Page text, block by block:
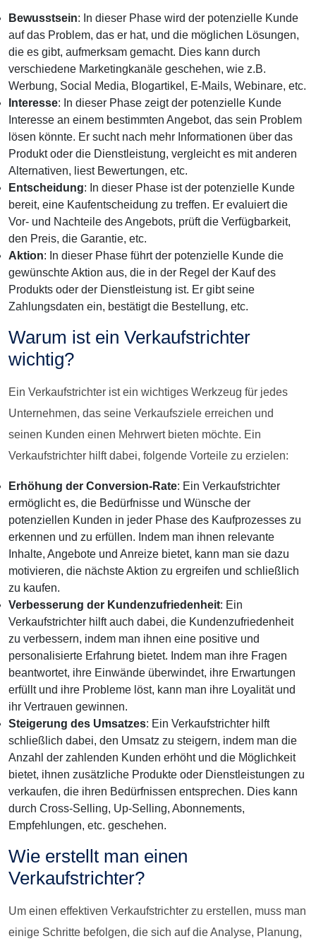
Bewusstsein: In dieser Phase wird der potenzielle Kunde
auf das Problem, das er hat, und die möglichen Lösungen,
die es gibt, aufmerksam gemacht. Dies kann durch
verschiedene Marketingkanäle geschehen, wie z.B.
Werbung, Social Media, Blogartikel, E-Mails, Webinare, etc.
Interesse: In dieser Phase zeigt der potenzielle Kunde
Interesse an einem bestimmten Angebot, das sein Problem
lösen könnte. Er sucht nach mehr Informationen über das
Produkt oder die Dienstleistung, vergleicht es mit anderen
Alternativen, liest Bewertungen, etc.
Entscheidung: In dieser Phase ist der potenzielle Kunde
bereit, eine Kaufentscheidung zu treffen. Er evaluiert die
Vor- und Nachteile des Angebots, prüft die Verfügbarkeit,
den Preis, die Garantie, etc.
Aktion: In dieser Phase führt der potenzielle Kunde die
gewünschte Aktion aus, die in der Regel der Kauf des
Produkts oder der Dienstleistung ist. Er gibt seine
Zahlungsdaten ein, bestätigt die Bestellung, etc.
Warum ist ein Verkaufstrichter
wichtig?
Ein Verkaufstrichter ist ein wichtiges Werkzeug für jedes
Unternehmen, das seine Verkaufsziele erreichen und
seinen Kunden einen Mehrwert bieten möchte. Ein
Verkaufstrichter hilft dabei, folgende Vorteile zu erzielen:
Erhöhung der Conversion-Rate: Ein Verkaufstrichter
ermöglicht es, die Bedürfnisse und Wünsche der
potenziellen Kunden in jeder Phase des Kaufprozesses zu
erkennen und zu erfüllen. Indem man ihnen relevante
Inhalte, Angebote und Anreize bietet, kann man sie dazu
motivieren, die nächste Aktion zu ergreifen und schließlich
zu kaufen.
Verbesserung der Kundenzufriedenheit: Ein
Verkaufstrichter hilft auch dabei, die Kundenzufriedenheit
zu verbessern, indem man ihnen eine positive und
personalisierte Erfahrung bietet. Indem man ihre Fragen
beantwortet, ihre Einwände überwindet, ihre Erwartungen
erfüllt und ihre Probleme löst, kann man ihre Loyalität und
ihr Vertrauen gewinnen.
Steigerung des Umsatzes: Ein Verkaufstrichter hilft
schließlich dabei, den Umsatz zu steigern, indem man die
Anzahl der zahlenden Kunden erhöht und die Möglichkeit
bietet, ihnen zusätzliche Produkte oder Dienstleistungen zu
verkaufen, die ihren Bedürfnissen entsprechen. Dies kann
durch Cross-Selling, Up-Selling, Abonnements,
Empfehlungen, etc. geschehen.
Wie erstellt man einen
Verkaufstrichter?
Um einen effektiven Verkaufstrichter zu erstellen, muss man
einige Schritte befolgen, die sich auf die Analyse, Planung,